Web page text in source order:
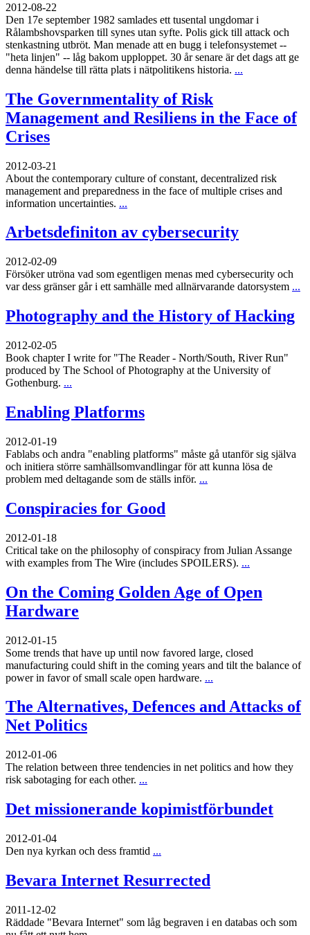
2012-08-22
Den 17e september 1982 samlades ett tusental ungdomar i
Rålambshovsparken till synes utan syfte. Polis gick till attack och
stenkastning utbröt. Man menade att en bugg i telefonsystemet --
"heta linjen" -- låg bakom upploppet. 30 år senare är det dags att ge
denna händelse till rätta plats i nätpolitikens historia. ...
The Governmentality of Risk
Management and Resiliens in the Face of
Crises
2012-03-21
About the contemporary culture of constant, decentralized risk
management and preparedness in the face of multiple crises and
information uncertainties. ...
Arbetsdefiniton av cybersecurity
2012-02-09
Försöker utröna vad som egentligen menas med cybersecurity och
var dess gränser går i ett samhälle med allnärvarande datorsystem ...
Photography and the History of Hacking
2012-02-05
Book chapter I write for "The Reader - North/South, River Run"
produced by The School of Photography at the University of
Gothenburg. ...
Enabling Platforms
2012-01-19
Fablabs och andra "enabling platforms" måste gå utanför sig själva
och initiera större samhällsomvandlingar för att kunna lösa de
problem med deltagande som de ställs inför. ...
Conspiracies for Good
2012-01-18
Critical take on the philosophy of conspiracy from Julian Assange
with examples from The Wire (includes SPOILERS). ...
On the Coming Golden Age of Open
Hardware
2012-01-15
Some trends that have up until now favored large, closed
manufacturing could shift in the coming years and tilt the balance of
power in favor of small scale open hardware. ...
The Alternatives, Defences and Attacks of
Net Politics
2012-01-06
The relation between three tendencies in net politics and how they
risk sabotaging for each other. ...
Det missionerande kopimistförbundet
2012-01-04
Den nya kyrkan och dess framtid ...
Bevara Internet Resurrected
2011-12-02
Räddade "Bevara Internet" som låg begraven i en databas och som